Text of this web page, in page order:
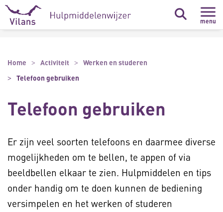
Naar hoofdinhoud
Naar footer
menu
Home Activiteit
Werken en studeren
Telefoon gebruiken
Telefoon gebruiken
Er zijn veel soorten telefoons en daarmee diverse
mogelijkheden om te bellen, te appen of via
beeldbellen elkaar te zien. Hulpmiddelen en tips
onder handig om te doen kunnen de bediening
versimpelen en het werken of studeren